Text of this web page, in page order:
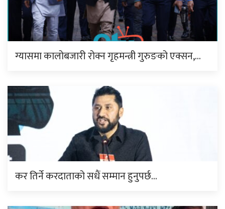
ग्यासमा कालोबजारी रोक्न गृहमन्त्री गुरुङको एक्सन,…
कर तिर्ने करदाताको सधैं सम्मान हुनुपर्छ…